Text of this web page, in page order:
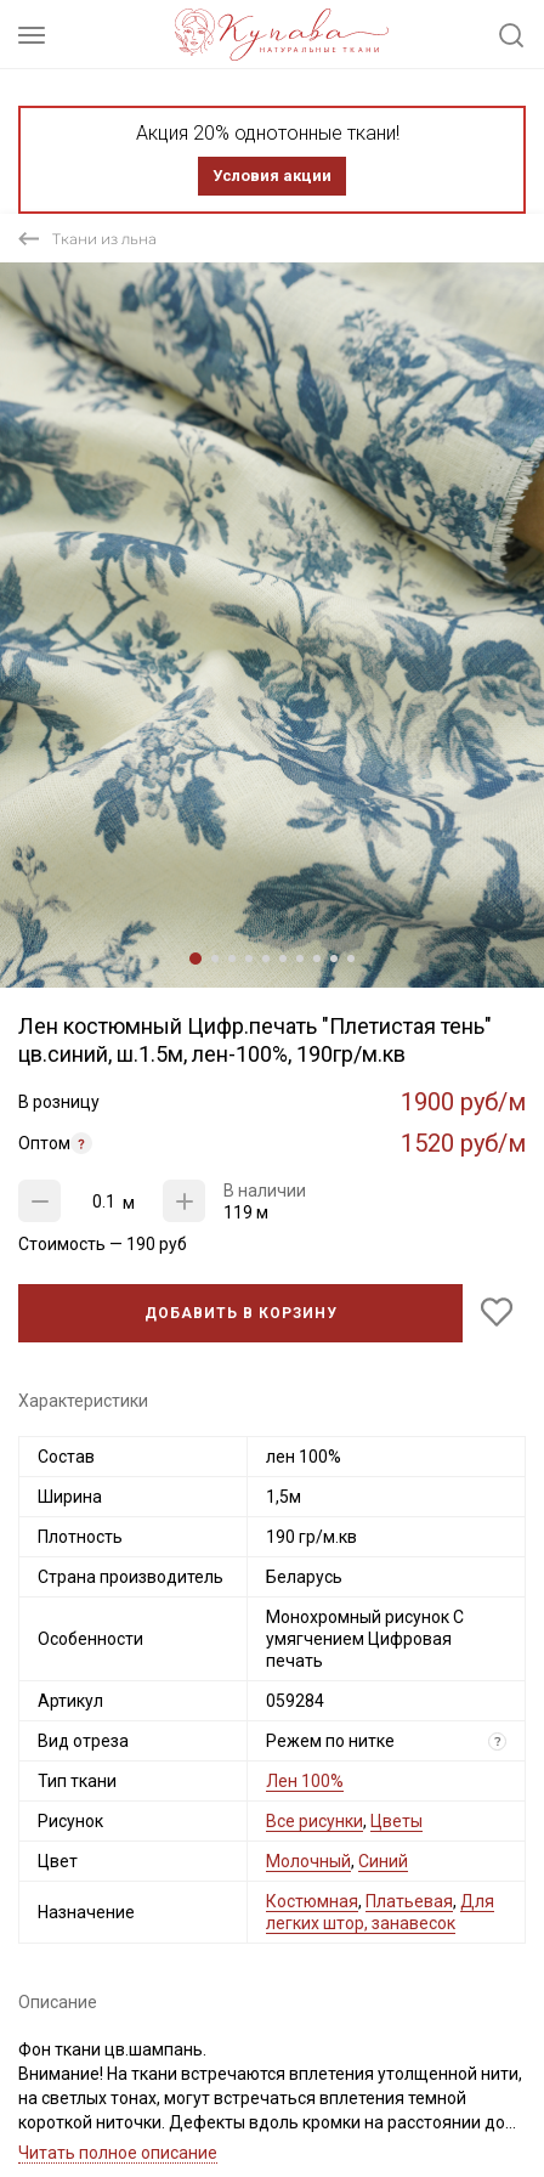
Акция 20% однотонные ткани!
Условия акции
Ткани из льна
Лен костюмный Цифр.печать "Плетистая тень"
цв.синий, ш.1.5м, лен-100%, 190гр/м.кв
В розницу 1900 руб/м
Оптом 1520 руб/м
м
В наличии
119 м
Стоимость — 190 руб
ДОБАВИТЬ В КОРЗИНУ
Характеристики
Состав лен 100%
Ширина 1,5м
Плотность 190 гр/м.кв
Страна производитель Беларусь
Особенности
Монохромный рисунок С
умягчением Цифровая
печать
Артикул 059284
Вид отреза Режем по нитке ?
Тип ткани Лен 100%
Рисунок Все рисунки, Цветы
Цвет Молочный, Синий
Назначение
Костюмная, Платьевая, Для
легких штор, занавесок
Описание
Фон ткани цв.шампань.
Внимание! На ткани встречаются вплетения утолщенной нити,
на светлых тонах, могут встречаться вплетения темной
короткой ниточки. Дефекты вдоль кромки на расстоянии до
5см от края браком не являются. Ширина ткани ±2см. Просим
Читать полное описание
Секретная рассылка от Купава